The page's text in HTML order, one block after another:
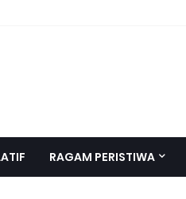
RAGAM PERISTIWA